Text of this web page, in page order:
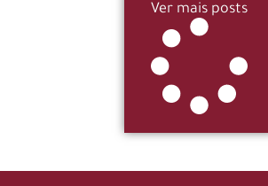
Ver mais posts